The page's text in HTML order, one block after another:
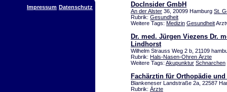
Impressum Datenschutz DocInsider GmbH
An der Alster 36, 20099 Hamburg St.
Rubrik: Gesundheit
Weitere Tags: Medizin Gesundheit
Dr. med. Jürgen Viezens Dr.
Lindhorst
Wilhelm Strauss Weg 2 b, 21109
Rubrik: Hals-Nasen-Ohren Ärzte
Weitere Tags: Akupunktur Schnarchen
Fachärztin für Orthopädie
Blankeneser Landstraße 2a, 22587
Rubrik: Ärzte